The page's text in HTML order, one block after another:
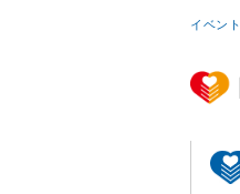
イベント